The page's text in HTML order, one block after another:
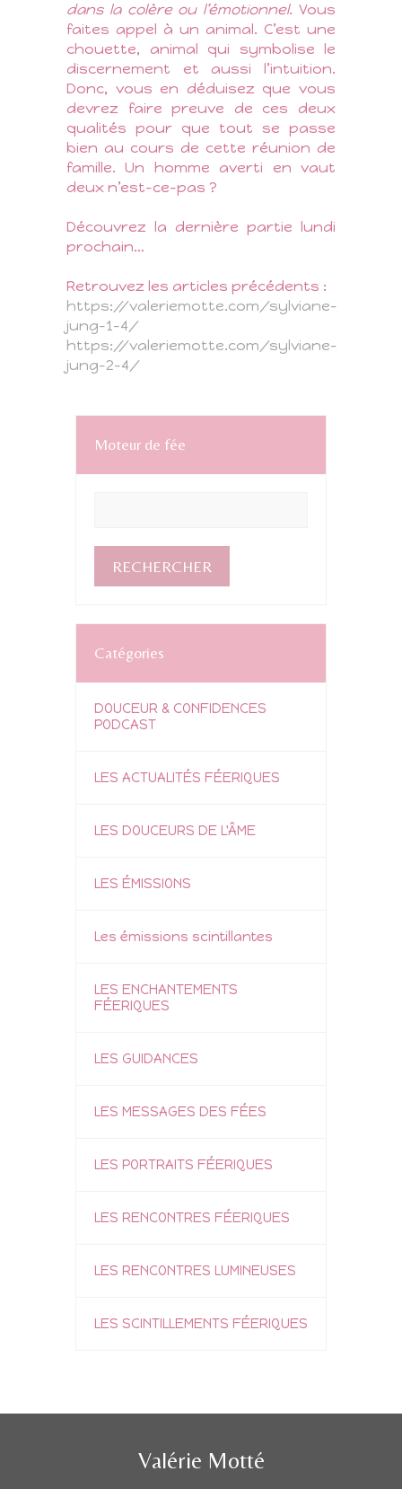
dans la colère ou l’émotionnel. Vous
faites appel à un animal. C’est une
chouette, animal qui symbolise le
discernement et aussi l’intuition.
Donc, vous en déduisez que vous
devrez faire preuve de ces deux
qualités pour que tout se passe
bien au cours de cette réunion de
famille. Un homme averti en vaut
deux n’est-ce-pas ?
Découvrez la dernière partie lundi
prochain…
Retrouvez les articles précédents :
https://valeriemotte.com/sylviane-
jung-1-4/
https://valeriemotte.com/sylviane-
jung-2-4/
Moteur de fée
Catégories
DOUCEUR & CONFIDENCES
PODCAST
LES ACTUALITÉS FÉERIQUES
LES DOUCEURS DE L'ÂME
LES ÉMISSIONS
Les émissions scintillantes
LES ENCHANTEMENTS
FÉERIQUES
LES GUIDANCES
LES MESSAGES DES FÉES
LES PORTRAITS FÉERIQUES
LES RENCONTRES FÉERIQUES
LES RENCONTRES LUMINEUSES
LES SCINTILLEMENTS FÉERIQUES
Valérie Motté